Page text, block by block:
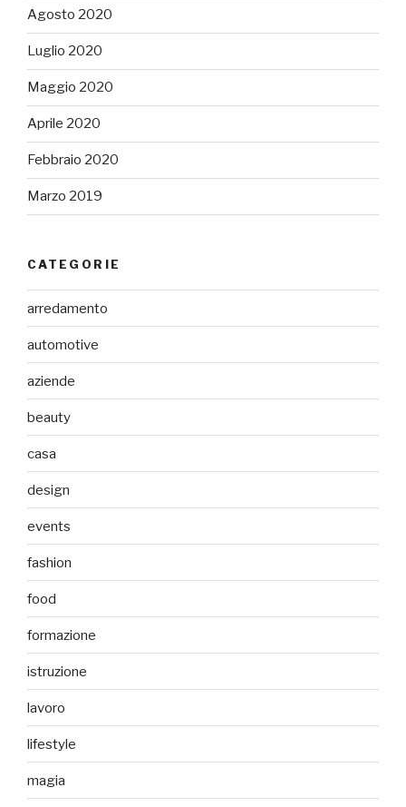
Agosto 2020
Luglio 2020
Maggio 2020
Aprile 2020
Febbraio 2020
Marzo 2019
CATEGORIE
arredamento
automotive
aziende
beauty
casa
design
events
fashion
food
formazione
istruzione
lavoro
lifestyle
magia